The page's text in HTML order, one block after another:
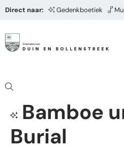
Direct naar: Gedenkboetiek
Bamboe
Burial